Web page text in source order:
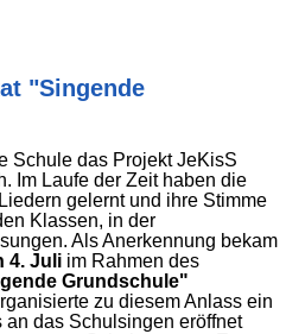
"Singende
Schule das Projekt JeKisS
Im Laufe der Zeit haben die
gelernt und ihre Stimme
Klassen, in der
Als Anerkennung bekam
4. Juli im Rahmen des
Grundschule"
zu diesem Anlass ein
an das Schulsingen eröffnet